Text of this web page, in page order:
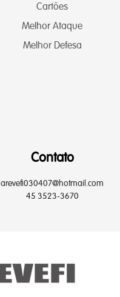
Cartões
Melhor Ataque
Melhor Defesa
Contato
arevefi030407@hotmail.com
45 3523-3670